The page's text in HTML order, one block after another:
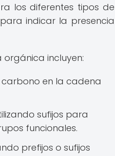
los diferentes tipos de
indicar la presencia
incluyen:
en la cadena
sufijos para
funcionales.
prefijos o sufijos